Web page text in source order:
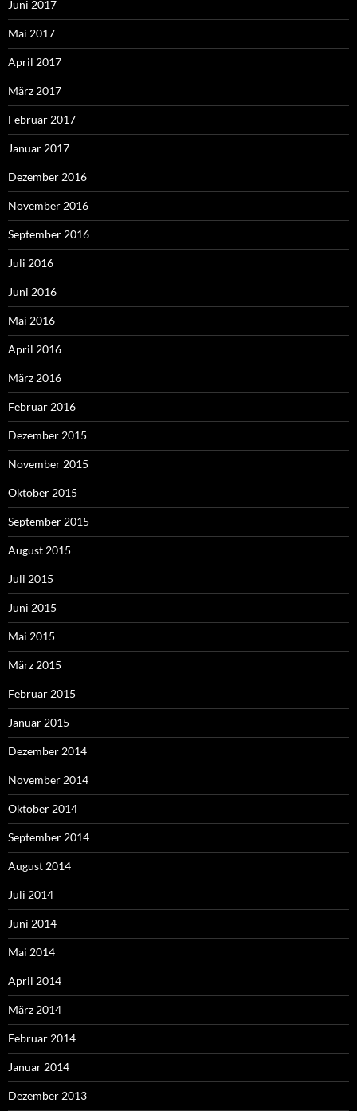
Juni 2017
Mai 2017
April 2017
März 2017
Februar 2017
Januar 2017
Dezember 2016
November 2016
September 2016
Juli 2016
Juni 2016
Mai 2016
April 2016
März 2016
Februar 2016
Dezember 2015
November 2015
Oktober 2015
September 2015
August 2015
Juli 2015
Juni 2015
Mai 2015
März 2015
Februar 2015
Januar 2015
Dezember 2014
November 2014
Oktober 2014
September 2014
August 2014
Juli 2014
Juni 2014
Mai 2014
April 2014
März 2014
Februar 2014
Januar 2014
Dezember 2013